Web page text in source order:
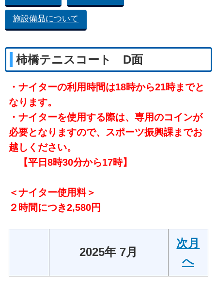
施設備品について
柿橋テニスコート D面
・ナイターの利用時間は18時から21時までと
なります。
・ナイターを使用する際は、専用のコインが
必要となりますので、スポーツ振興課までお
越しください。
【平日8時30分から17時】
＜ナイター使用料＞
２時間につき2,580円
2025年 7月
次月
へ